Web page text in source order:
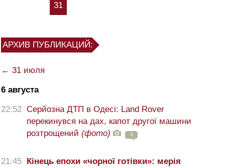
31
АРХИВ ПУБЛИКАЦИЙ:
← 31 июля
6 августа
22:52 Серйозна ДТП в Одесі: Land Rover
перекинувся на дах, капот другої машини
розтрощений (фото) 3
21:45
Кінець епохи «чорної готівки»: мерія